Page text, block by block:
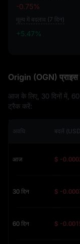
-0.75%
मूल्य में बदलाव (7 दिन)
+5.47%
Origin (OGN) प्राइस
आज के लिए, 30 दिनों में, 60
ट्रैक करें:
अवधि बदलें
आज $ -
30 दिन $ -
60 दिन $ -